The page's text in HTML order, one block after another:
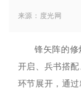
来源： 度光网
锋矢阵的修
开启、兵书搭
环节展开，通